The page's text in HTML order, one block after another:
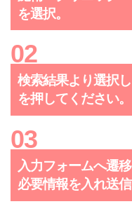
を選択。
検索結果より選択
を押してください。
入力フォームへ遷移
必要情報を入れ送信